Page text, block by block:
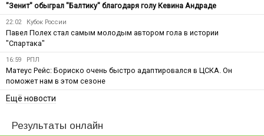
"Зенит" обыграл "Балтику" благодаря голу Кевина Андраде
22:02 Кубок России
Павел Полех стал самым молодым автором гола в истории
"Спартака"
16:59 РПЛ
Матеус Рейс: Бориско очень быстро адаптировался в ЦСКА. Он
поможет нам в этом сезоне
Ещё новости
Результаты онлайн